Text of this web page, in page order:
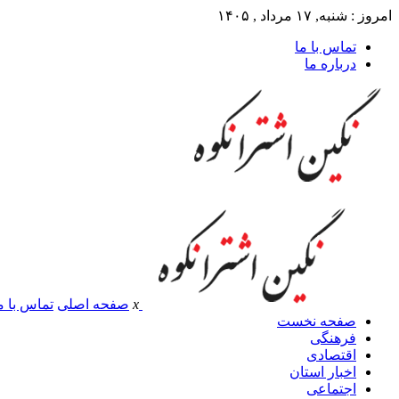
امروز : شنبه, ۱۷ مرداد , ۱۴۰۵
تماس با ما
درباره ما
x صفحه اصلی تماس با
صفحه نخست
فرهنگی
اقتصادی
اخبار استان
اجتماعی